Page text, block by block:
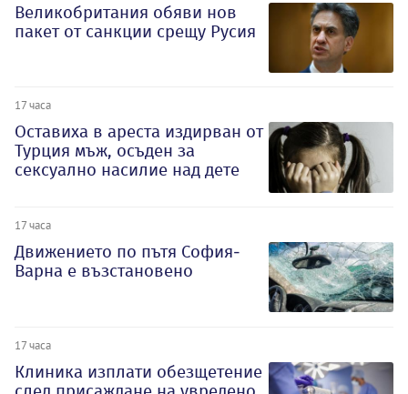
Великобритания обяви нов
пакет от санкции срещу Русия
17 часа
Оставиха в ареста издирван от
Турция мъж, осъден за
сексуално насилие над дете
17 часа
Движението по пътя София-
Варна е възстановено
17 часа
Клиника изплати обезщетение